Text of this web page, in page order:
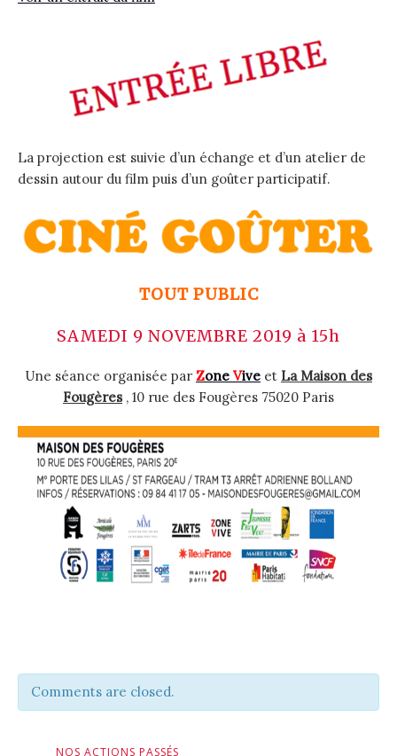
La projection est suivie d’un échange et d’un atelier de
dessin autour du film puis d’un goûter participatif.
TOUT PUBLIC
SAMEDI 9 NOVEMBRE 2019 à 15h
Une séance organisée par Zone Vive et La Maison des
Fougères, 10 rue des Fougères 75020 Paris
Comments are closed.
NOS ACTIONS PASSÉS